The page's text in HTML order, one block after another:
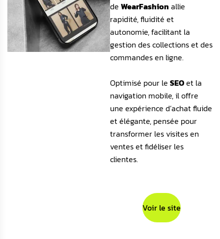
Voir le site
de WearFashion allie
rapidité, fluidité et
autonomie, facilitant la
gestion des collections et des
commandes en ligne.
Optimisé pour le SEOet la
navigation mobile, il offre
une expérience d’achat fluide
et élégante, pensée pour
transformer les visites en
ventes et fidéliser les
clientes.